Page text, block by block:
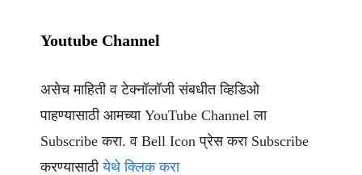
Youtube Channel
असेच माहिती व टेक्नॉलॉजी संबधीत व्हिडिओ
पाहण्यासाठी आमच्या YouTube Channel ला
Subscribe करा. व Bell Icon प्रेस करा Subscribe
करण्यासाठीयेथे क्लिक करा